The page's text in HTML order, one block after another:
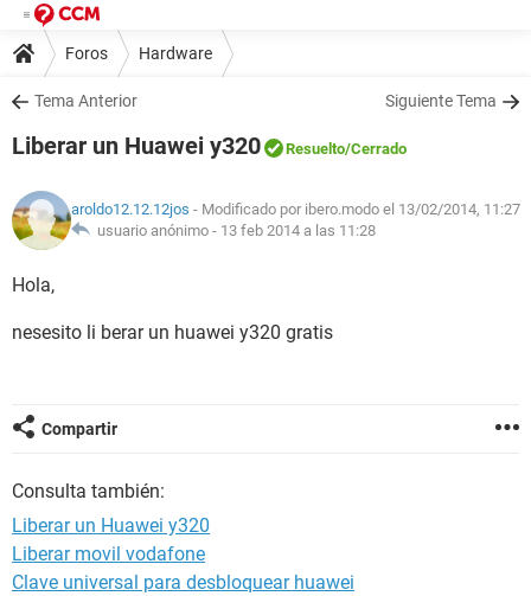
Foros Hardware
Tema Anterior Siguiente Tema
Liberar un Huawei y320 Resuelto/Cerrado
aroldo12.12.12jos - Modificado por ibero.modo el 13/02/2014, 11:27
usuario anónimo - 13 feb 2014 a las 11:28
Hola,
nesesito li berar un huawei y320 gratis
Compartir
Consulta también:
Liberar un Huawei y320
Liberar movil vodafone
Clave universal para desbloquear huawei